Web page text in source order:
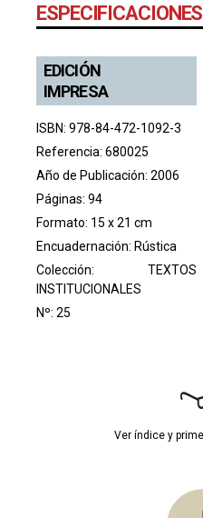
EDICIÓN
IMPRESA
ISBN: 978-84-472-1092-3
Referencia: 680025
Año de Publicación: 2006
Páginas: 94
Formato: 15 x 21 cm
Encuadernación: Rústica
Colección: TEXTOS
INSTITUCIONALES
Nº: 25
Ver índice y